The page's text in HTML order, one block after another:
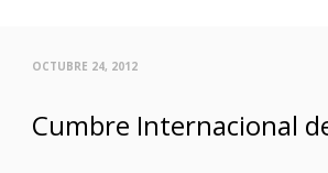
OCTUBRE 24, 2012
Cumbre Internacional